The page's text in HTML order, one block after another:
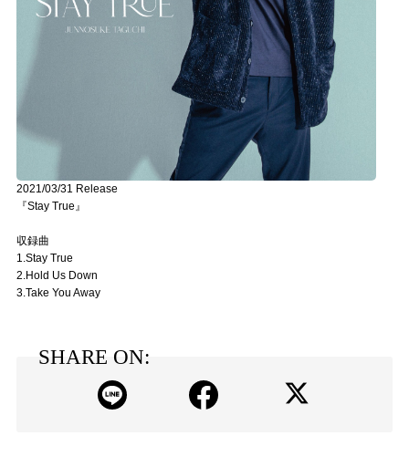
2021/03/31 Release
『Stay True』
収録曲
1.Stay True
2.Hold Us Down
3.Take You Away
SHARE ON: